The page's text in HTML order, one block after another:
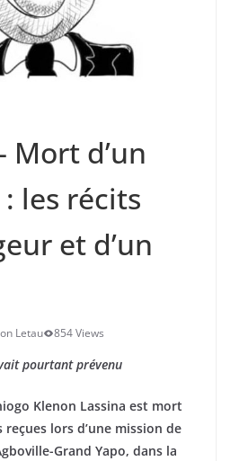
Mort d’un
les récits
et d’un
Letau 854 Views
pourtant prévenu
Klenon Lassina est mort
lors d’une mission de
Grand Yapo, dans la